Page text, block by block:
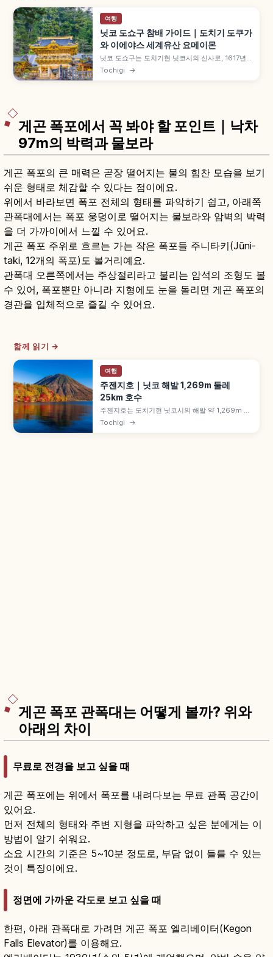
여행
닛코 도쇼구 참배 가이드｜도치기 도쿠가
와 이에야스 세계유산 요메이몬
닛코 도쇼구는 도치기현 닛코시의 신사로, 1617년
도쿠가와 이에야스를 '도쇼 다이곤겐'으로 모시기
위해 창건되었습니다. 3대 이에미쓰의 '간에이 대조
Tochigi →
게곤 폭포에서 꼭 봐야 할 포인트｜낙차
97m의 박력과 물보라
게곤 폭포의 큰 매력은 곧장 떨어지는 물의 힘찬 모습을 보기
쉬운 형태로 체감할 수 있다는 점이에요.
위에서 바라보면 폭포 전체의 형태를 파악하기 쉽고, 아래쪽
관폭대에서는 폭포 웅덩이로 떨어지는 물보라와 암벽의 박력
을 더 가까이에서 느낄 수 있어요.
게곤 폭포 주위로 흐르는 가는 작은 폭포들 주니타키(Jūni-
taki, 12개의 폭포)도 볼거리예요.
관폭대 오른쪽에서는 주상절리라고 불리는 암석의 조형도 볼
수 있어, 폭포뿐만 아니라 지형에도 눈을 돌리면 게곤 폭포의
경관을 입체적으로 즐길 수 있어요.
함께 읽기 →
여행
주젠지호｜닛코 해발 1,269m 둘레
25km 호수
주젠지호는 도치기현 닛코시의 해발 약 1,269m 고
지대 호수로, 난타이산(2,486m) 화산 활동으로 형
성된 둘레 약 25km·최대 수심 약 163m 규모입니
Tochigi →
게곤 폭포 관폭대는 어떻게 볼까? 위와
아래의 차이
무료로 전경을 보고 싶을 때
게곤 폭포에는 위에서 폭포를 내려다보는 무료 관폭 공간이
있어요.
먼저 전체의 형태와 주변 지형을 파악하고 싶은 분에게는 이
방법이 알기 쉬워요.
소요 시간의 기준은 5~10분 정도로, 부담 없이 들를 수 있는
것이 특징이에요.
정면에 가까운 각도로 보고 싶을 때
한편, 아래 관폭대로 가려면 게곤 폭포 엘리베이터(Kegon
Falls Elevator)를 이용해요.